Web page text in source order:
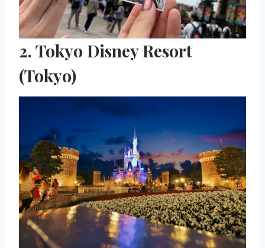
2. Tokyo Disney Resort
(Tokyo)